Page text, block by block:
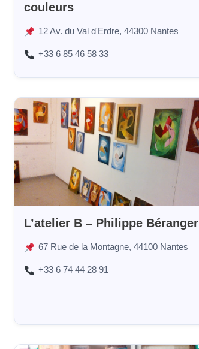
couleurs
12 Av. du Val d'Erdre, 44300 Nantes
+33 6 85 46 58 33
L’atelier B – Philippe Béranger
67 Rue de la Montagne, 44100 Nantes
+33 6 74 44 28 91